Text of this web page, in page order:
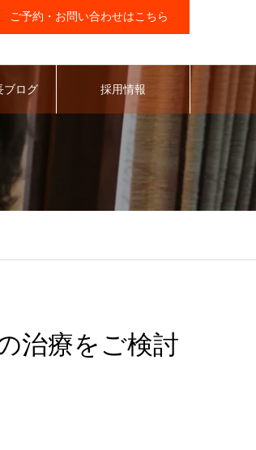
ご予約・お問い合わせはこちら
ブログ 採用情報
治療をご検討